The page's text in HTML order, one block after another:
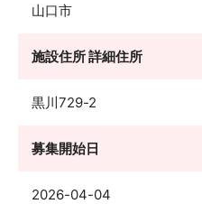
山口市
施設住所 詳細住所
黒川729-2
募集開始日
2026-04-04